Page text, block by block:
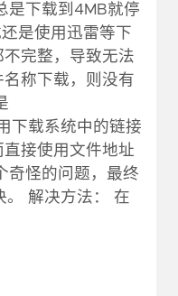
是下载到4MB就停
是使用迅雷等下
完整，导致无法
称下载，则没有
下载系统中的链接
直接使用文件地址
奇怪的问题，最终
。 解决方法： 在